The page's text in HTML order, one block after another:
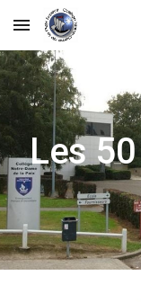
Skip to main content
Les